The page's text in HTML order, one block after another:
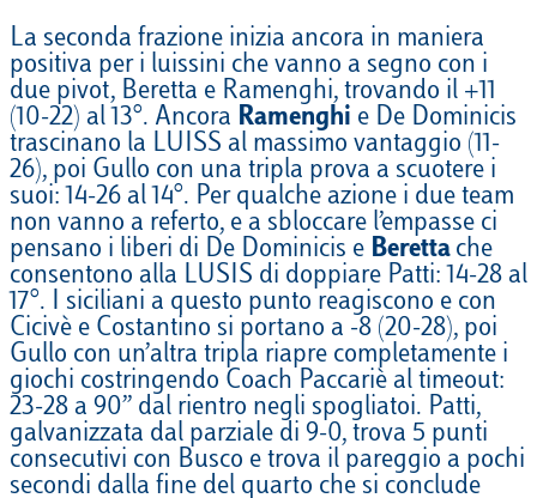
La seconda frazione inizia ancora in maniera
positiva per i luissini che vanno a segno con i
due pivot, Beretta e Ramenghi, trovando il +11
(10-22) al 13°. Ancora Ramenghi e De Dominicis
trascinano la LUISS al massimo vantaggio (11-
26), poi Gullo con una tripla prova a scuotere i
suoi: 14-26 al 14°. Per qualche azione i due team
non vanno a referto, e a sbloccare l’empasse ci
pensano i liberi di De Dominicis e Beretta che
consentono alla LUSIS di doppiare Patti: 14-28 al
17°. I siciliani a questo punto reagiscono e con
Cicivè e Costantino si portano a -8 (20-28), poi
Gullo con un’altra tripla riapre completamente i
giochi costringendo Coach Paccariè al timeout:
23-28 a 90’’ dal rientro negli spogliatoi. Patti,
galvanizzata dal parziale di 9-0, trova 5 punti
consecutivi con Busco e trova il pareggio a pochi
secondi dalla fine del quarto che si conclude